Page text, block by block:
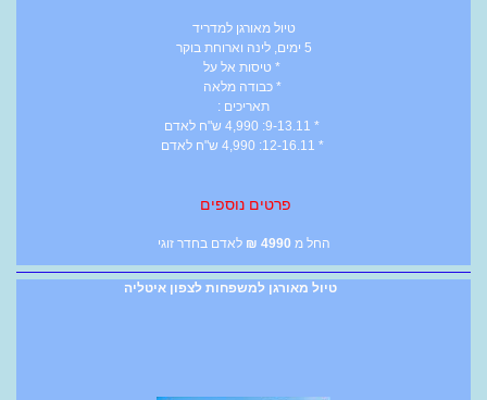
טיול מאורגן למדריד
5 ימים, לינה וארוחת בוקר
* טיסות אל על
* כבודה מלאה
תאריכים :
* 9-13.11: 4,990 ש"ח לאדם
* 12-16.11: 4,990 ש"ח לאדם
פרטים נוספים
החל מ 4990
₪ לאדם בחדר זוגי
טיול מאורגן למשפחות לצפון איטליה